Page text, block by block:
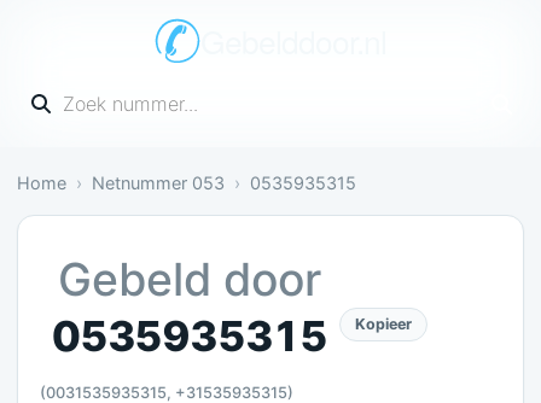
Gebelddoor.nl
Vul een telefoonnummer in
Home Netnummer 053 0535935315
Neutraal: 1 melding bevestigt dit
Gebeld door
0535935315
(0031535935315, +31535935315)
Kopieer